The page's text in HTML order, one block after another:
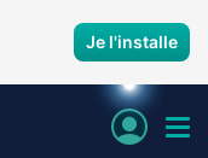
Je l'installe